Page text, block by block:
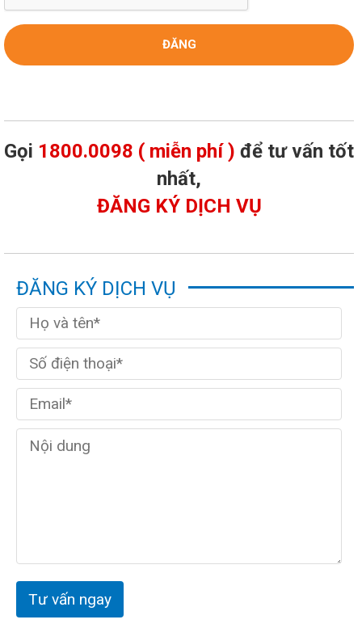
Gọi 1800.0098 ( miễn phí ) để tư vấn tốt
nhất,
ĐĂNG KÝ DỊCH VỤ
ĐĂNG KÝ DỊCH VỤ